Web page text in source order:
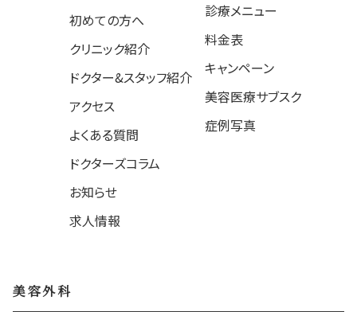
初めての方へ
クリニック紹介
ドクター&スタッフ紹介
アクセス
よくある質問
ドクターズコラム
お知らせ
求人情報
診療メニュー
料金表
キャンペーン
美容医療サブスク
症例写真
美容外科